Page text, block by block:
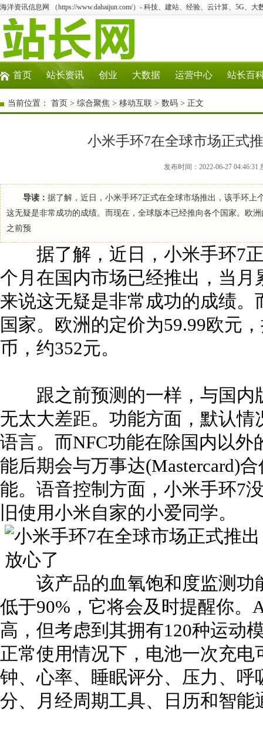
海洋资讯信息网 （https://www.dahaijun.com/）- 科技、建站、经验、云计算、5G、大
首页 站长资讯 创业 大数据 运营中心 站长百
当前位置： 首页 > 综合聚焦 > 移动互联 > 数码 > 正文
小米手环7在全球市场正式
发布时间：2022-06-27
导读： 据了解，近日，小米手环7正式在全球市场推出，该手环
这无疑是非常成功的成绩。而现在，全球版本已经推向各个国家。欧
之前预
据了解，近日，小米手环7正
个月在国内市场已经推出，当
来说这无疑是非常成功的成绩
国家。欧洲的定价为59.99欧元
币，约352元。
跟之前预测的一样，与国内
无太大差距。功能方面，默认
语言。而NFC功能在除国内以
能后期会与万事达(Mastercard)
能。语音控制方面，小米手环7
旧使用小米自家的小爱同学。
该产品的血氧饱和度监测功
低于90%，它将会及时提醒你
高，但考虑到其拥有120种运动
正常使用情况下，电池一次充
钟、心率、睡眠评分、压力、
分、月经周期工具、日历和智能